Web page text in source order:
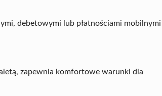
debetowymi lub płatnościami mobilnymi
zapewnia komfortowe warunki dla